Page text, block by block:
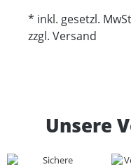
* inkl. gesetzl.
zzgl. Versand
Unsere